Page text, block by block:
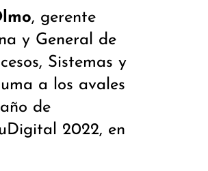
, gerente
y General de
Sistemas y
a los avales
de
2022, en